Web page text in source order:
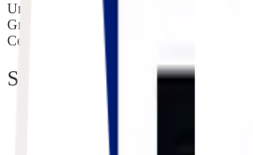
Uma empresa do
Grupo
Certificações e Selos
SOLUÇÕES
Agenciamento de Cargas